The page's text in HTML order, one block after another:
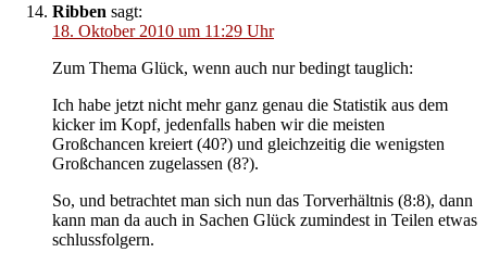
Ribben sagt:
18. Oktober 2010 um 11:29 Uhr
Zum Thema Glück, wenn auch nur bedingt tauglich:
Ich habe jetzt nicht mehr ganz genau die Statistik aus dem
kicker im Kopf, jedenfalls haben wir die meisten
Großchancen kreiert (40?) und gleichzeitig die wenigsten
Großchancen zugelassen (8?).
So, und betrachtet man sich nun das Torverhältnis (8:8), dann
kann man da auch in Sachen Glück zumindest in Teilen etwas
schlussfolgern.